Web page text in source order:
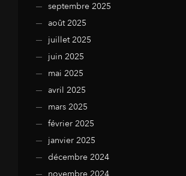
septembre 2025
août 2025
juillet 2025
juin 2025
mai 2025
avril 2025
mars 2025
février 2025
janvier 2025
décembre 2024